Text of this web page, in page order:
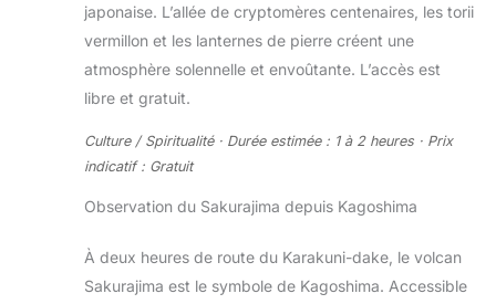
japonaise. L’allée de cryptomères centenaires, les torii
vermillon et les lanternes de pierre créent une
atmosphère solennelle et envoûtante. L’accès est
libre et gratuit.
Culture / Spiritualité · Durée estimée : 1 à 2 heures · Prix
indicatif : Gratuit
Observation du Sakurajima depuis Kagoshima
À deux heures de route du Karakuni-dake, le volcan
Sakurajima est le symbole de Kagoshima. Accessible